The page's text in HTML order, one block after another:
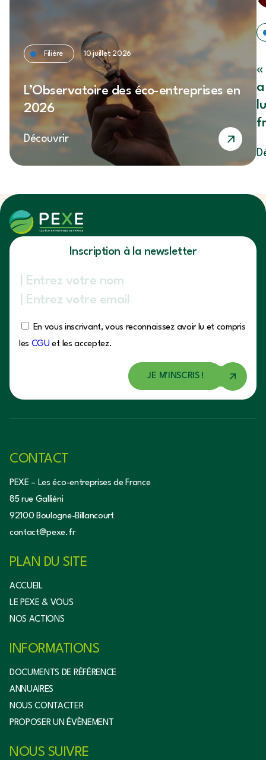
Filière 10 juillet 2026
L’Observatoire des éco-entreprises en
2026
Découvrir
«
Inscription à la newsletter
En vous inscrivant, vous reconnaissez avoir lu et compris
les CGU et les acceptez.
CONTACT
PEXE – Les éco-entreprises de France
85 rue Galliéni
92100 Boulogne-Billancourt
contact@pexe.fr
PLAN DU SITE
ACCUEIL
LE PEXE & VOUS
NOS ACTIONS
INFORMATIONS
DOCUMENTS DE RÉFÉRENCE
ANNUAIRES
NOUS CONTACTER
PROPOSER UN ÉVÈNEMENT
NOUS SUIVRE